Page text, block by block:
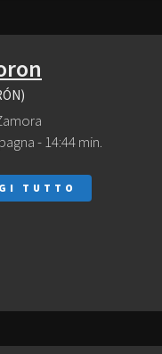
- 14:44 min.
TUTTO